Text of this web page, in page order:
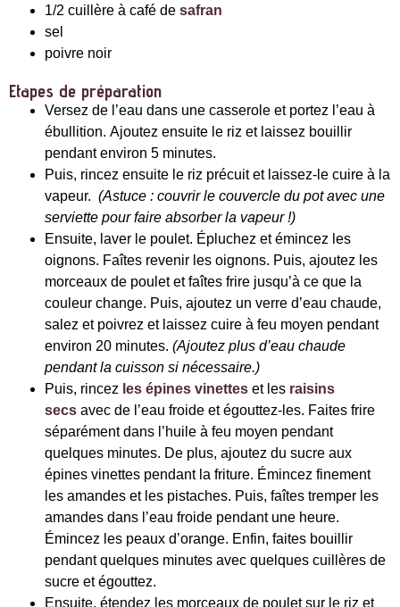
1/2 cuillère à café de safran
sel
poivre noir
Etapes de préparation
Versez de l’eau dans une casserole et portez l’eau à
ébullition. Ajoutez ensuite le riz et laissez bouillir
pendant environ 5 minutes.
Puis, rincez ensuite le riz précuit et laissez-le cuire à la
vapeur. (Astuce : couvrir le couvercle du pot avec une
serviette pour faire absorber la vapeur !)
Ensuite, laver le poulet. Épluchez et émincez les
oignons. Faîtes revenir les oignons. Puis, ajoutez les
morceaux de poulet et faîtes frire jusqu’à ce que la
couleur change. Puis, ajoutez un verre d’eau chaude,
salez et poivrez et laissez cuire à feu moyen pendant
environ 20 minutes. (Ajoutez plus d’eau chaude
pendant la cuisson si nécessaire.)
Puis, rincez les épines vinettes et les raisins
secs avec de l’eau froide et égouttez-les. Faites frire
séparément dans l’huile à feu moyen pendant
quelques minutes. De plus, ajoutez du sucre aux
épines vinettes pendant la friture. Émincez finement
les amandes et les pistaches. Puis, faîtes tremper les
amandes dans l’eau froide pendant une heure.
Émincez les peaux d’orange. Enfin, faites bouillir
pendant quelques minutes avec quelques cuillères de
sucre et égouttez.
Ensuite, étendez les morceaux de poulet sur le riz et